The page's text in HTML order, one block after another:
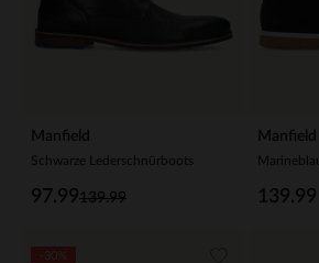
Manfield
Schwarze Lederschnürboots
139.99
97.99
Manfield
139.99